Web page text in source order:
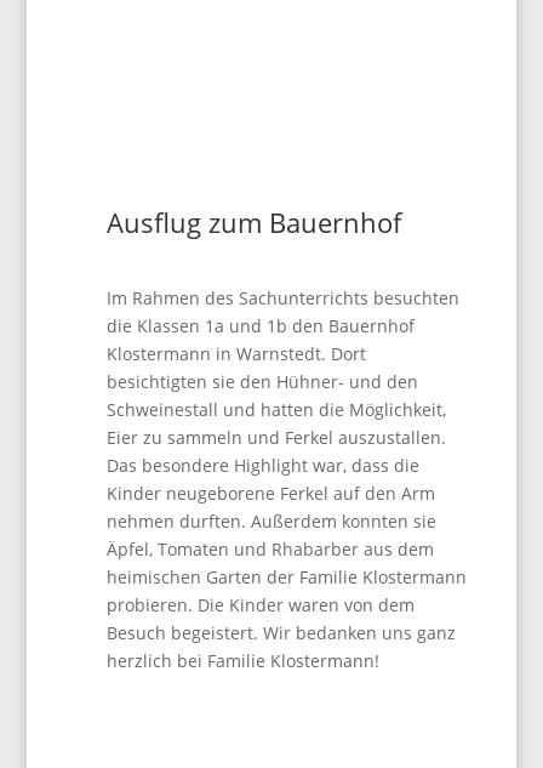
Ausflug zum Bauernhof
Im Rahmen des Sachunterrichts besuchten
die Klassen 1a und 1b den Bauernhof
Klostermann in Warnstedt. Dort
besichtigten sie den Hühner- und den
Schweinestall und hatten die Möglichkeit,
Eier zu sammeln und Ferkel auszustallen.
Das besondere Highlight war, dass die
Kinder neugeborene Ferkel auf den Arm
nehmen durften. Außerdem konnten sie
Äpfel, Tomaten und Rhabarber aus dem
heimischen Garten der Familie Klostermann
probieren. Die Kinder waren von dem
Besuch begeistert. Wir bedanken uns ganz
herzlich bei Familie Klostermann!